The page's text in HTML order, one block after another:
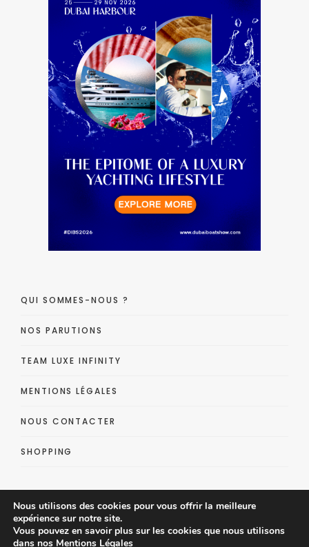
QUI SOMMES-NOUS ?
NOS PARUTIONS
TEAM LUXE INFINITY
MENTIONS LÉGALES
NOUS CONTACTER
SHOPPING
Nous utilisons des cookies pour vous offrir la meilleure
expérience sur notre site.
Vous pouvez en savoir plus sur les cookies que nous utilisons
dans nos Mentions Légales